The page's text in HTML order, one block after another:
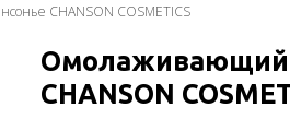
CHANSON COSMETICS
Омолаживающий
CHANSON